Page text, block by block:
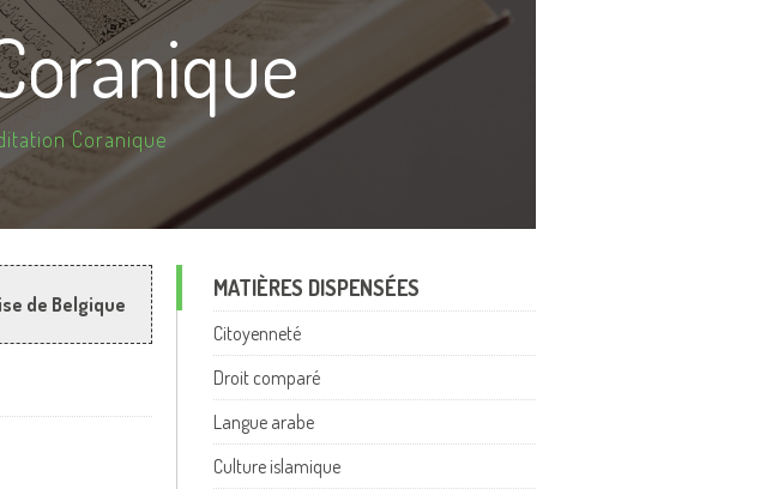
Coranique
de Belgique
MATIÈRES DISPENSÉES
Citoyenneté
Droit comparé
Langue arabe
Culture islamique